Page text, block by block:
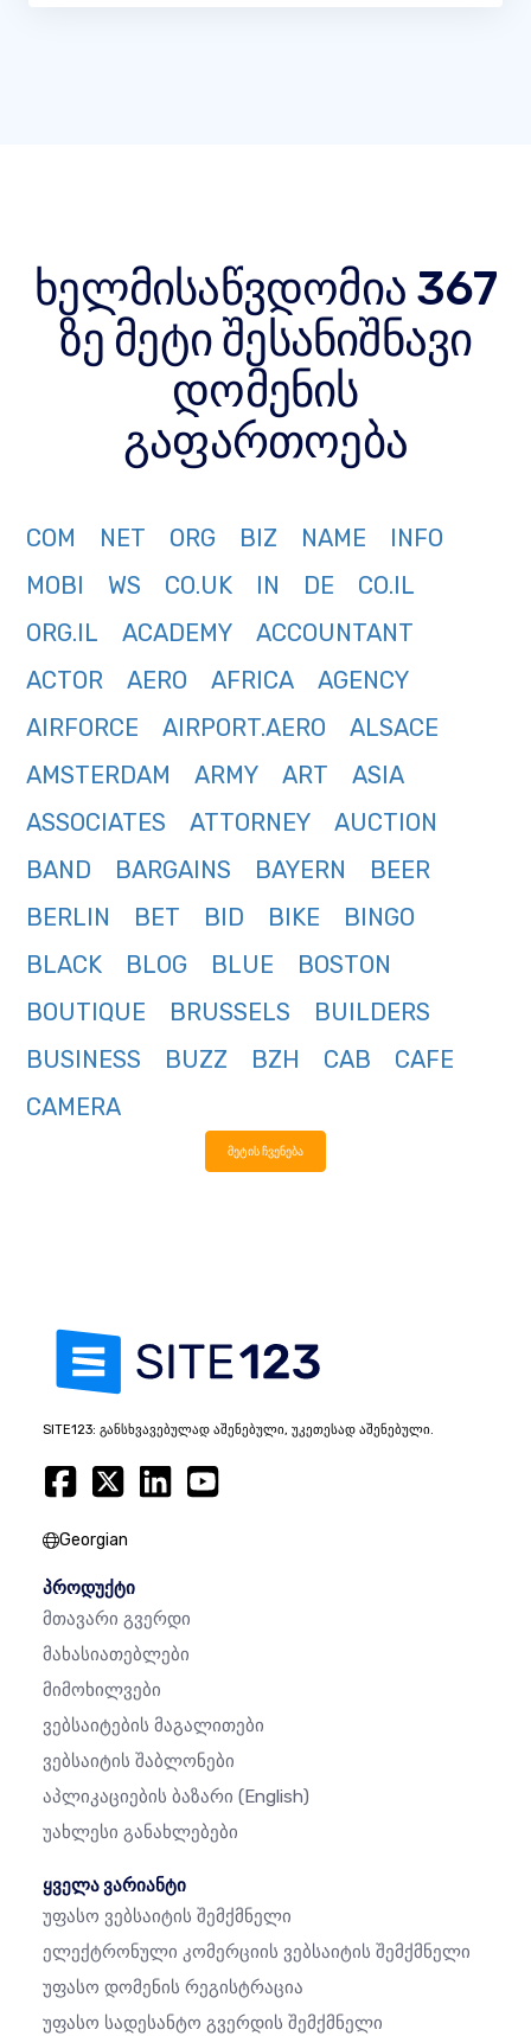
ხელმისაწვდომია 367
ზე მეტი შესანიშნავი
დომენის
გაფართოება
COM NET ORG BIZ NAME
INFO
MOBI
WS CO.UK IN DE
CO.IL
ORG.IL
ACADEMY
ACCOUNTANT
ACTOR
AERO AFRICA
AGENCY
AIRFORCE
AIRPORT.AERO
ALSACE
AMSTERDAM
ARMY ART
ASIA
ASSOCIATES
ATTORNEY
AUCTION
BAND
BARGAINS BAYERN
BEER
BERLIN
BET BID BIKE
BINGO
BLACK
BLOG BLUE
BOSTON
BOUTIQUE
BRUSSELS
BUILDERS
BUSINESS
BUZZ BZH CAB
CAFE
CAMERA
მეტის ჩვენება
SITE123: განსხვავებულად აშენებული, უკეთესად აშენებული.
Georgian
პროდუქტი
Მთავარი Გვერდი
Მახასიათებლები
Მიმოხილვები
Ვებსაიტების Მაგალითები
Ვებსაიტის Შაბლონები
Აპლიკაციების Ბაზარი (English)
Უახლესი Განახლებები
ყველა ვარიანტი
Უფასო Ვებსაიტის Შემქმნელი
Ელექტრონული Კომერციის Ვებსაიტის Შემქმნელი
Უფასო Დომენის Რეგისტრაცია
Უფასო Სადესანტო Გვერდის Შემქმნელი